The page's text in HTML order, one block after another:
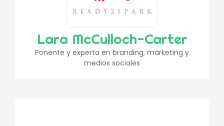
Lara McCulloch-Carter
Ponente y experta en branding, marketing y
medios sociales